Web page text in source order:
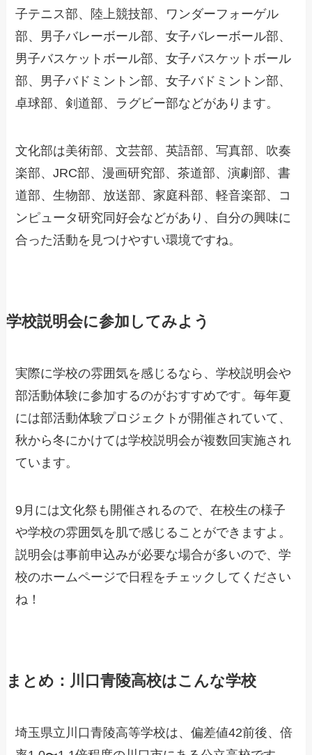
子テニス部、陸上競技部、ワンダーフォーゲル
部、男子バレーボール部、女子バレーボール部、
男子バスケットボール部、女子バスケットボール
部、男子バドミントン部、女子バドミントン部、
卓球部、剣道部、ラグビー部などがあります。
文化部は美術部、文芸部、英語部、写真部、吹奏
楽部、JRC部、漫画研究部、茶道部、演劇部、書
道部、生物部、放送部、家庭科部、軽音楽部、コ
ンピュータ研究同好会などがあり、自分の興味に
合った活動を見つけやすい環境ですね。
学校説明会に参加してみよう
実際に学校の雰囲気を感じるなら、学校説明会や
部活動体験に参加するのがおすすめです。毎年夏
には部活動体験プロジェクトが開催されていて、
秋から冬にかけては学校説明会が複数回実施され
ています。
9月には文化祭も開催されるので、在校生の様子
や学校の雰囲気を肌で感じることができますよ。
説明会は事前申込みが必要な場合が多いので、学
校のホームページで日程をチェックしてください
ね！
まとめ：川口青陵高校はこんな学校
埼玉県立川口青陵高等学校は、偏差値42前後、倍